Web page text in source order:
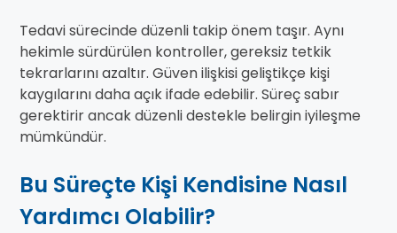
Tedavi sürecinde düzenli takip önem taşır. Aynı
hekimle sürdürülen kontroller, gereksiz tetkik
tekrarlarını azaltır. Güven ilişkisi geliştikçe kişi
kaygılarını daha açık ifade edebilir. Süreç sabır
gerektirir ancak düzenli destekle belirgin iyileşme
mümkündür.
Bu Süreçte Kişi Kendisine Nasıl
Yardımcı Olabilir?